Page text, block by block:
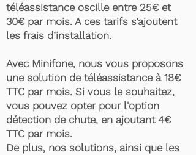
téléassistance oscille entre 25€ et
30€ par mois. A ces tarifs s’ajoutent
les frais d’installation.
Avec Minifone, nous vous proposons
une solution de téléassistance à 18€
TTC par mois. Si vous le souhaitez,
vous pouvez opter pour l'option
détection de chute, en ajoutant 4€
TTC par mois.
De plus, nos solutions, ainsi que les